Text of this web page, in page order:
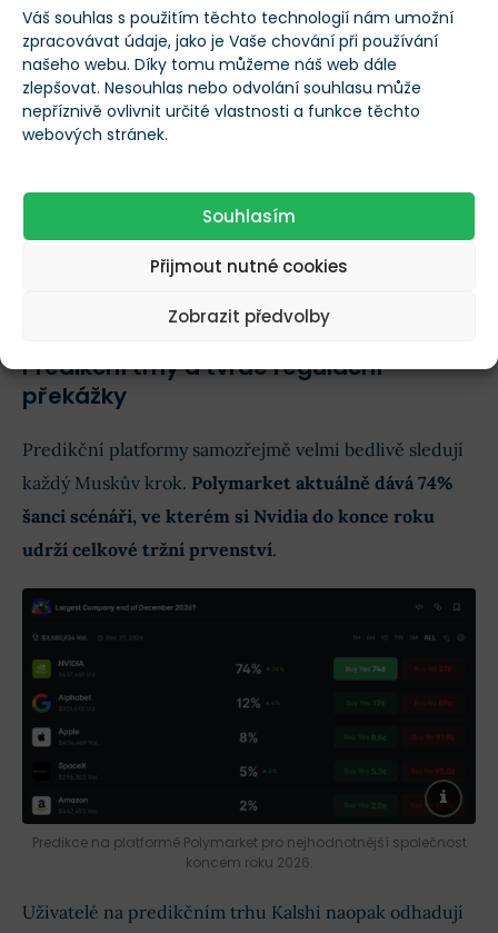
Váš souhlas s použitím těchto technologií nám umožní
zpracovávat údaje, jako je Vaše chování při používání
našeho webu. Díky tomu můžeme náš web dále
zlepšovat. Nesouhlas nebo odvolání souhlasu může
nepříznivě ovlivnit určité vlastnosti a funkce těchto
webových stránek.
Souhlasím
Přijmout nutné cookies
Zobrazit předvolby
Cílem je vytvořit výrobní komplex překonávající i
. Ten by měl chrlit inovativní čipy AI5 i
Predikční trhy a tvrdé regulační
překážky
Predikční platformy samozřejmě velmi bedlivě sledují
každý Muskův krok. Polymarket aktuálně dává 74%
šanci scénáři, ve kterém si Nvidia do konce roku
udrží celkové tržní prvenství.
Predikce na platformě Polymarket pro nejhodnotnější společnost
koncem roku 2026.
Uživatelé na predikčním trhu Kalshi naopak odhadují